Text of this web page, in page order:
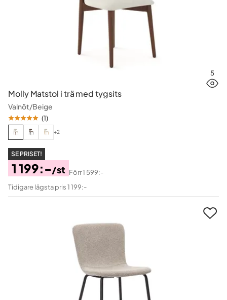
5
Molly Matstol i trä med tygsits
Valnöt/Beige
(1)
+2
SE PRISET!
Pris
1 199:-/st
Original
Pris
Förr1 599:-
Tidigare lägsta pris 1 199:-